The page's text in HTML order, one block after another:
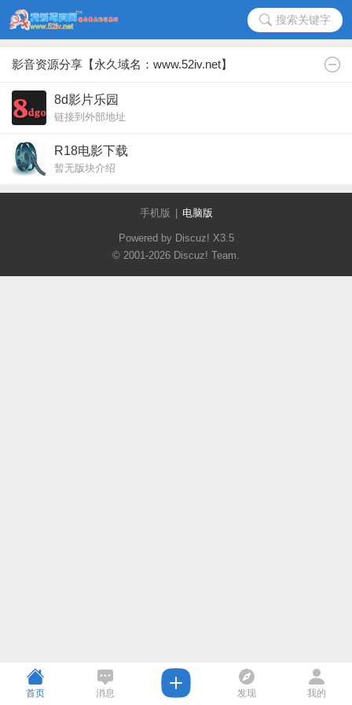
搜索关键字
影音资源分享【永久域名：www.52iv.net】
8d影片乐园
链接到外部地址
R18电影下载
暂无版块介绍
手机版 电脑版
Powered by Discuz! X3.5
© 2001-2026 Discuz! Team.
首页 消息 发现 我的